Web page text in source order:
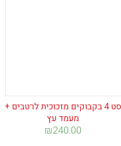
סט 4 בקבוקים מזכוכית לרטבים +
מעמד עץ
₪240.00